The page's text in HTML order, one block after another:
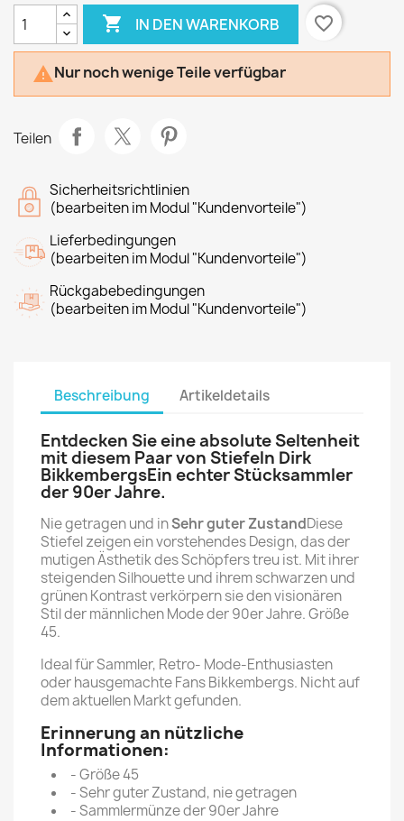
 IN DEN WARENKORB favorite_border
Nur noch wenige Teile verfügbar
Teilen
Sicherheitsrichtlinien
(bearbeiten im Modul "Kundenvorteile")
Lieferbedingungen
(bearbeiten im Modul "Kundenvorteile")
Rückgabebedingungen
(bearbeiten im Modul "Kundenvorteile")
Beschreibung Artikeldetails
Entdecken Sie eine absolute Seltenheit
mit diesem Paar von Stiefeln Dirk
BikkembergsEin echter Stücksammler
der 90er Jahre.
Nie getragen und inSehr guter ZustandDiese
Stiefel zeigen ein vorstehendes Design, das der
mutigen Ästhetik des Schöpfers treu ist. Mit ihrer
steigenden Silhouette und ihrem schwarzen und
grünen Kontrast verkörpern sie den visionären
Stil der männlichen Mode der 90er Jahre. Größe
45.
Ideal für Sammler, Retro- Mode-Enthusiasten
oder hausgemachte Fans Bikkembergs. Nicht auf
dem aktuellen Markt gefunden.
Erinnerung an nützliche
Informationen:
- Größe 45
- Sehr guter Zustand, nie getragen
- Sammlermünze der 90er Jahre